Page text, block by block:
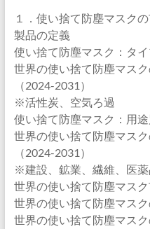
１．使い捨て防塵マスク
製品の定義
使い捨て防塵マスク：タ
世界の使い捨て防塵マス
（2024-2031）
※活性炭、空気ろ過
使い捨て防塵マスク：用
世界の使い捨て防塵マス
（2024-2031）
※建設、鉱業、繊維、医
世界の使い捨て防塵マス
世界の使い捨て防塵マス
世界の使い捨て防塵マス